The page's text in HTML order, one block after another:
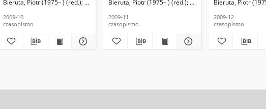
Beata (1975– ) (red.) Polewczyk, Grzegorz (1980– ) (red.) Pulwer, Tomasz (1964– ) (red.)
Bieruta, Piotr (1975– ) (red.) Kurpińska, Beata (1975– ) (red.) Polewczyk, Grzegorz (1980– )
2009-10
czasopismo
Bieruta, Piotr (1975– ) (red.) Kurpińska, Beata (1975– )
2009-11
czasopismo
Bieruta, Piotr
2009-12
czasopismo